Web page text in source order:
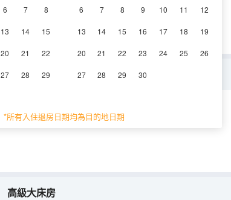
6 7 8
13 14 15
20 21 22
27 28 29
6 7 8 9 10 11 12
13 14 15 16 17 18 19
20 21 22 23 24 25 26
27 28 29 30
*所有入住退房日期均為目的地日期
高級雙床房
28-30㎡ 2層 空調
高級大床房